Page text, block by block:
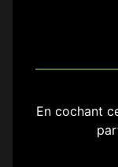
En cochant